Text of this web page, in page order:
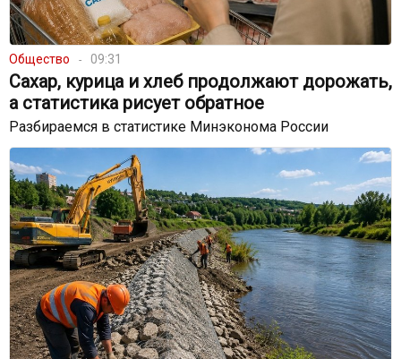
Общество 09:31
Сахар, курица и хлеб продолжают дорожать,
а статистика рисует обратное
Разбираемся в статистике Минэконома России